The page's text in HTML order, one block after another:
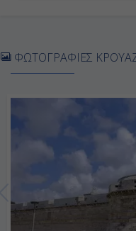
ΦΩΤΟΓΡΑΦΙΕΣ